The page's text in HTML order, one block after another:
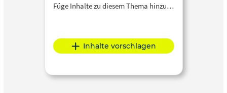
Füge Inhalte zu diesem Thema hinzu…
Inhalte vorschlagen